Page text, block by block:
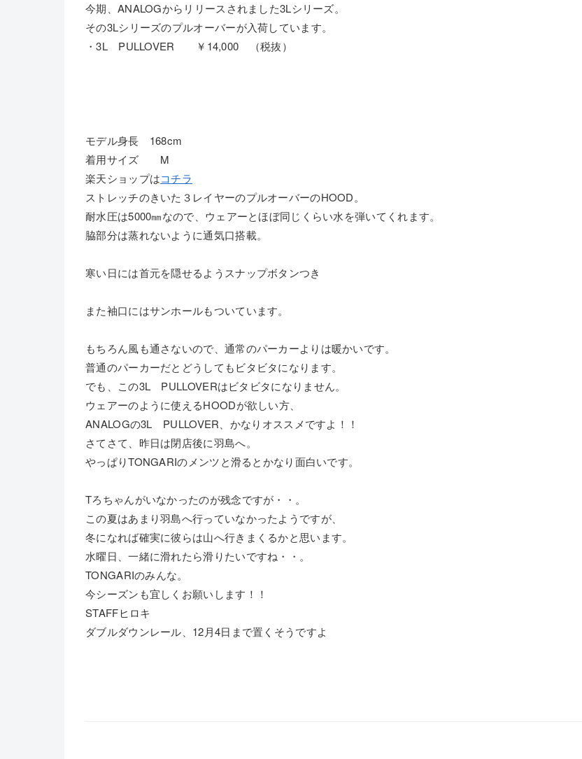
今期、ANALOGからリリースされました3Lシリーズ。
その3Lシリーズのプルオーバーが入荷しています。
・3L PULLOVER ￥14,000 （税抜）
モデル身長 168cm
着用サイズ M
楽天ショップはコチラ
ストレッチのきいた３レイヤーのプルオーバーのHOOD。
耐水圧は5000㎜なので、ウェアーとほぼ同じくらい水を弾いてくれます。
脇部分は蒸れないように通気口搭載。
寒い日には首元を隠せるようスナップボタンつき
また袖口にはサンホールもついています。
もちろん風も通さないので、通常のパーカーよりは暖かいです。
普通のパーカーだとどうしてもビタビタになります。
でも、この3L PULLOVERはビタビタになりません。
ウェアーのように使えるHOODが欲しい方、
ANALOGの3L PULLOVER、かなりオススメですよ！！
さてさて、昨日は閉店後に羽島へ。
やっぱりTONGARIのメンツと滑るとかなり面白いです。
Tろちゃんがいなかったのが残念ですが・・。
この夏はあまり羽島へ行っていなかったようですが、
冬になれば確実に彼らは山へ行きまくるかと思います。
水曜日、一緒に滑れたら滑りたいですね・・。
TONGARIのみんな。
今シーズンも宜しくお願いします！！
STAFFヒロキ
ダブルダウンレール、12月4日まで置くそうですよ